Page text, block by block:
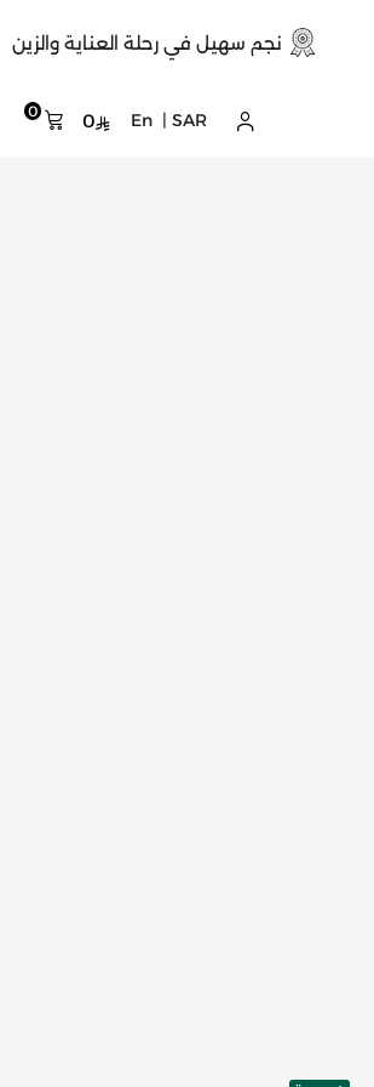
نجم سهيل في رحلة العناية والزين
0 0 En SAR